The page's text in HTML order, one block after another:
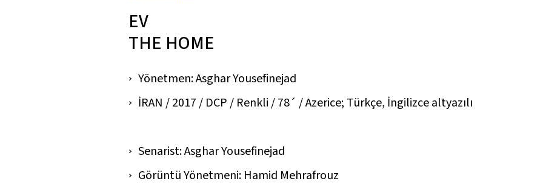
EV
THE HOME
Yönetmen: Asghar Yousefinejad
İRAN / 2017 / DCP / Renkli / 78´ / Azerice; Türkçe, İngilizce altyazılı
Senarist: Asghar Yousefinejad
Görüntü Yönetmeni: Hamid Mehrafrouz